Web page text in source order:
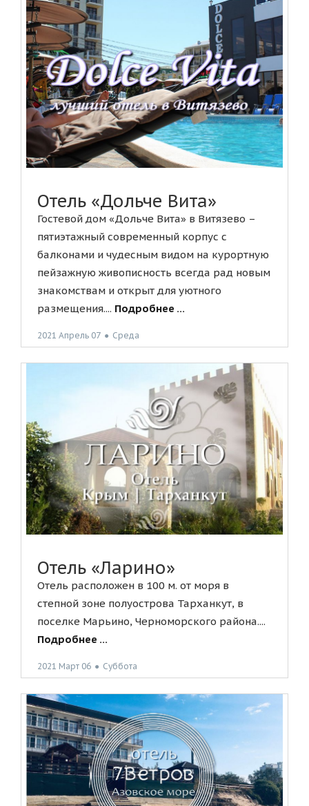
Отель «Дольче Вита»
Гостевой дом «Дольче Вита» в Витязево –
пятиэтажный современный корпус с
балконами и чудесным видом на курортную
пейзажную живописность всегда рад новым
знакомствам и открыт для уютного
размещения.... Подробнее ...
2021 Апрель 07 ● Среда
Отель «Ларино»
Отель расположен в 100 м. от моря в
степной зоне полуострова Тарханкут, в
поселке Марьино, Черноморского района....
Подробнее ...
2021 Март 06 ● Суббота